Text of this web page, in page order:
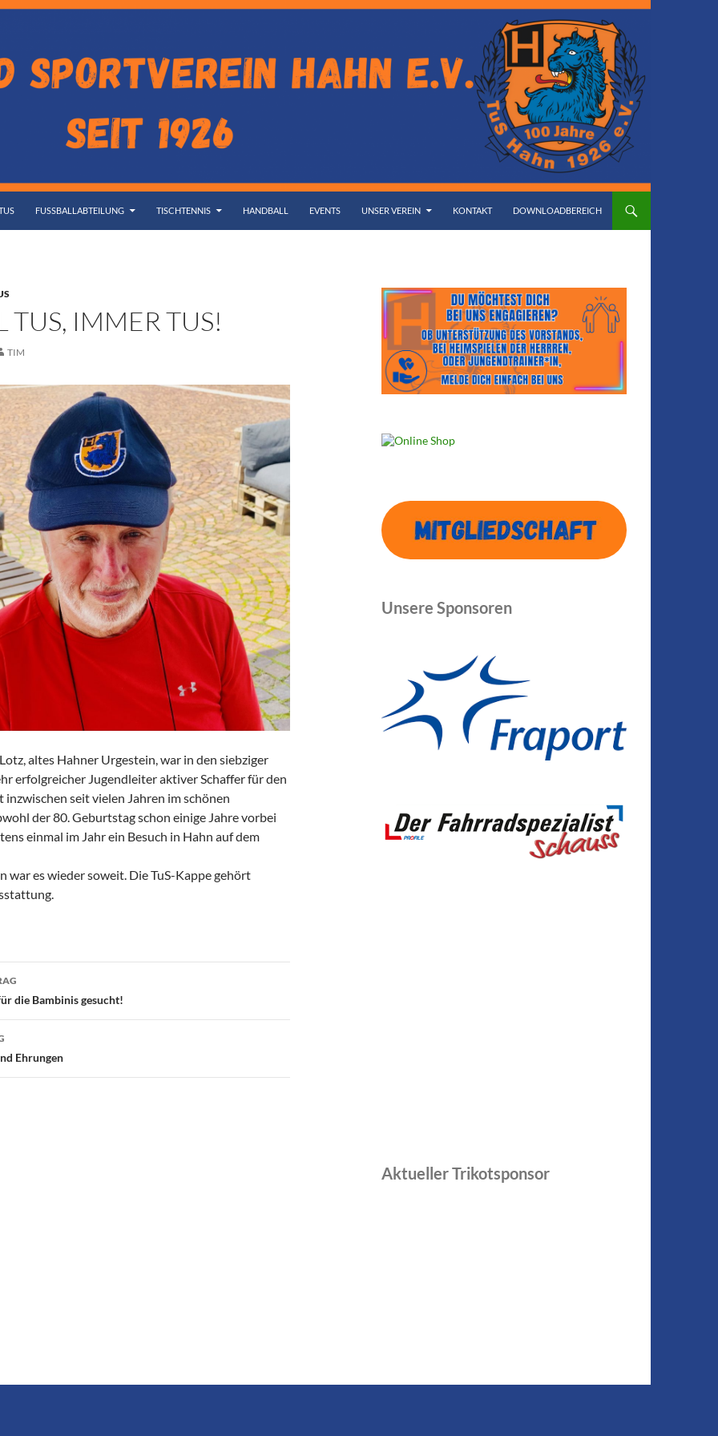
FUSSBALLABTEILUNG TISCHTENNIS HANDBALL EVENTS UNSER VEREIN KONTAKT DOWNLOADBEREICH
TUS, IMMER TUS!
TIM
altes Hahner Urgestein, war in den siebziger
erfolgreicher Jugendleiter aktiver Schaffer für den
inzwischen seit vielen Jahren im schönen
der 80. Geburtstag schon einige Jahre vorbei
einmal im Jahr ein Besuch in Hahn auf dem
war es wieder soweit. Die TuS-Kappe gehört
die Bambinis gesucht!
Ehrungen
Unsere Sponsoren
Aktueller Trikotsponsor